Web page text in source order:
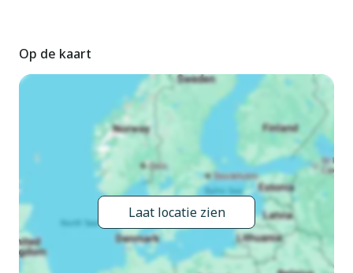
bospaden of in nabijgelegen weiden. Gezinnen en vrienden
kunnen lokale attracties bezoeken, zoals het apenpark
Apenheul, Het Nationale Park De Hoge Veluwe, of gaan
karten en klimmen in de buurt. Natuurliefhebbers kunnen in
de omgeving genieten van vogels spotten, kanoën en
seizoensgebonden buitenevenementen.
Op korte afstand vinden gasten supermarkten, bakkers en
restaurants met Nederlandse gerechten. De nabijgelegen
steden bieden extra winkels, cafés en culturele
bezienswaardigheden. Dankzij het openbaar vervoer en de
Op de kaart
Laat locatie zien